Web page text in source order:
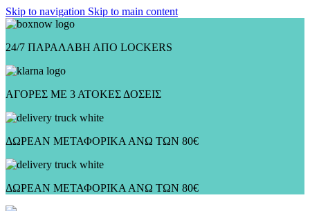
Skip to navigation Skip to main content
24/7 ΠΑΡΑΛΑΒΗ ΑΠΟ LOCKERS
ΑΓΟΡΕΣ ΜΕ 3 ΑΤΟΚΕΣ ΔΟΣΕΙΣ
ΔΩΡΕΑΝ ΜΕΤΑΦΟΡΙΚΑ ΑΝΩ ΤΩΝ 80€
ΔΩΡΕΑΝ ΜΕΤΑΦΟΡΙΚΑ ΑΝΩ ΤΩΝ 80€